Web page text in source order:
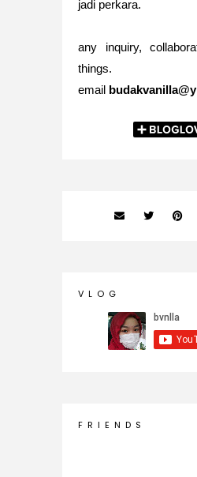
jadi perkara.
any inquiry,
things.
email
V L O G
F R I E N D S